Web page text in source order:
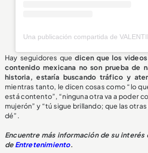
Hay seguidores quedicen que los
contenido mexicana no son prueba de
historia, estaría buscando tráfico y
mientras tanto, le dicen cosas como “lo
está contento”, “ninguna otra va a poder
mujerón” y “tú sigue brillando; que las
dé”.
Encuentre más información de su interés
deEntretenimiento.